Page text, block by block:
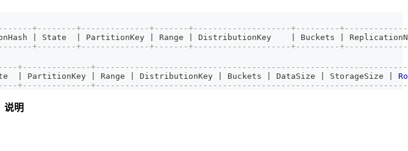
+--------+--------------+-------+--------------------+---------
State PartitionKey Range DistributionKey Buckets
+--------+--------------+-------+--------------------+---------
+--------------
PartitionKey Range DistributionKey Buckets DataSize StorageSize
+--------------
说明